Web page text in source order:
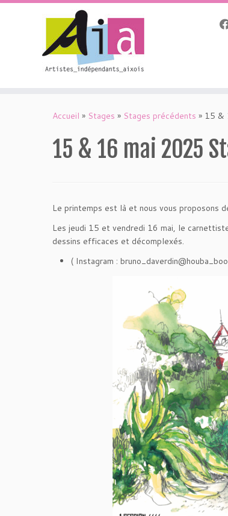
Accueil » Stages » Stages précédents » 15 &
15 & 16 mai 2025
Le printemps est là et nous vous proposons
Les jeudi 15 et vendredi 16 mai, le
dessins efficaces et décomplexés.
( Instagram :